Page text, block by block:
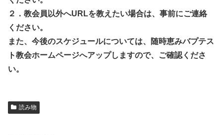
２．教会員以外へURLを教えたい場合は、事前にご連絡
ください。
また、今後のスケジュールについては、随時恵みバプテス
ト教会ホームページへアップしますので、ご確認くださ
い。
読み物